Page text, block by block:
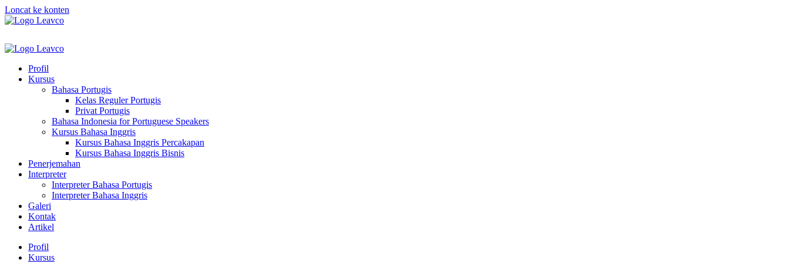
Loncat ke konten
Profil
Kursus
Bahasa Portugis
Kelas Reguler Portugis
Privat Portugis
Bahasa Indonesia for Portuguese Speakers
Kursus Bahasa Inggris
Kursus Bahasa Inggris Percakapan
Kursus Bahasa Inggris Bisnis
Penerjemahan
Interpreter
Interpreter Bahasa Portugis
Interpreter Bahasa Inggris
Galeri
Kontak
Artikel
Profil
Kursus